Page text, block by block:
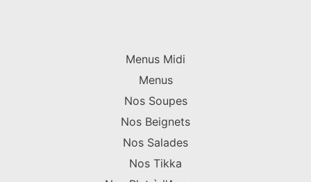
Menus Midi
Menus
Nos Soupes
Nos Beignets
Nos Salades
Nos Tikka